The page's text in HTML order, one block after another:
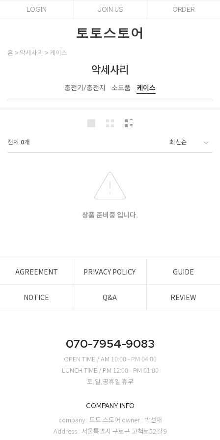
LOGIN JOIN US ORDER
토토스토어
홈 악세사리 케이스
악세사리
충전기/충전지 소모품 케이스
전체 0개
상품 준비중 입니다.
AGREEMENT PRIVACY POLICY GUIDE
NOTICE Q&A REVIEW
070-7954-9083
OPEN TIME / AM 10:00 - PM 04:00
LUNCH TIME / PM 12:00 - PM 01:00
토,일,공휴일 휴무
COMPANY INFO
company : 토토 스토어 owner : 박선재
Address : 서울특별시 구로구 고척로52길 9